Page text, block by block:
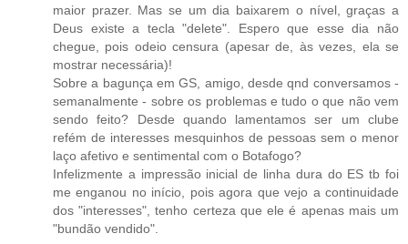
maior prazer. Mas se um dia baixarem o nível, graças a
Deus existe a tecla "delete". Espero que esse dia não
chegue, pois odeio censura (apesar de, às vezes, ela se
mostrar necessária)!
Sobre a bagunça em GS, amigo, desde qnd conversamos -
semanalmente - sobre os problemas e tudo o que não vem
sendo feito? Desde quando lamentamos ser um clube
refém de interesses mesquinhos de pessoas sem o menor
laço afetivo e sentimental com o Botafogo?
Infelizmente a impressão inicial de linha dura do ES tb foi
me enganou no início, pois agora que vejo a continuidade
dos "interesses", tenho certeza que ele é apenas mais um
"bundão vendido".